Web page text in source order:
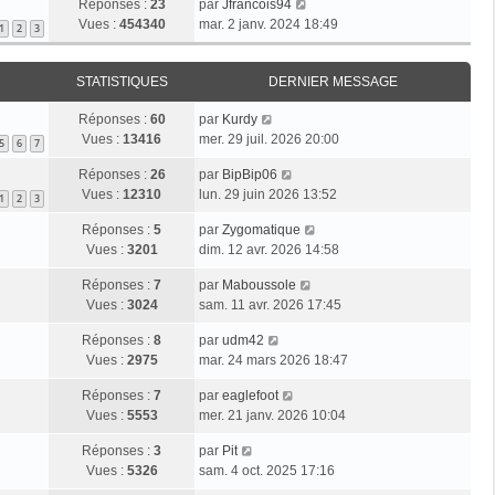
1 2 3
Réponses : 23
Vues : 454340
par Jfrancois94
mar. 2 janv. 2024 18:49
STATISTIQUES DERNIER MESSAGE
5 6 7
Réponses : 60
Vues : 13416
par Kurdy
mer. 29 juil. 2026 20:00
1 2 3
Réponses : 26
Vues : 12310
par BipBip06
lun. 29 juin 2026 13:52
Réponses : 5
Vues : 3201
par Zygomatique
dim. 12 avr. 2026 14:58
Réponses : 7
Vues : 3024
par Maboussole
sam. 11 avr. 2026 17:45
Réponses : 8
Vues : 2975
par udm42
mar. 24 mars 2026 18:47
Réponses : 7
Vues : 5553
par eaglefoot
mer. 21 janv. 2026 10:04
Réponses : 3
Vues : 5326
par Pit
sam. 4 oct. 2025 17:16